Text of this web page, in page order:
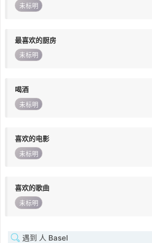
未标明
最喜欢的厨房
未标明
喝酒
未标明
喜欢的电影
未标明
喜欢的歌曲
未标明
遇到 人 Basel